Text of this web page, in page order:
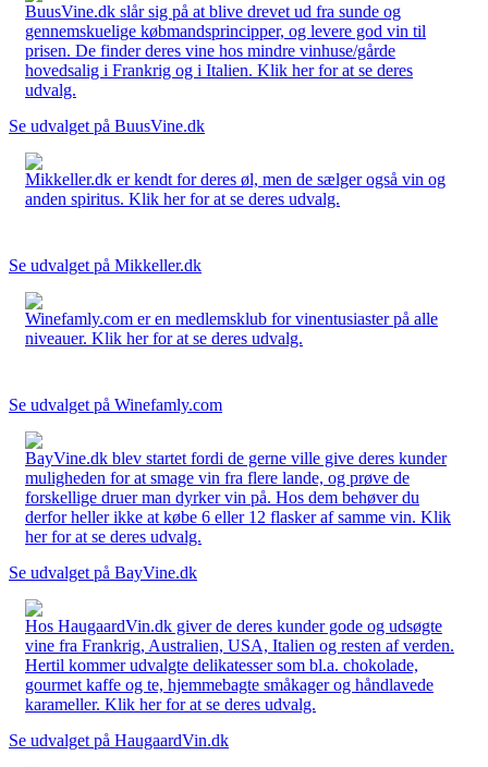
BuusVine.dk slår sig på at blive drevet ud fra sunde og
gennemskuelige købmandsprincipper, og levere god vin til
prisen. De finder deres vine hos mindre vinhuse/gårde
hovedsalig i Frankrig og i Italien. Klik her for at se deres
udvalg.
Se udvalget på BuusVine.dk
Mikkeller.dk er kendt for deres øl, men de sælger også vin og
anden spiritus. Klik her for at se deres udvalg.
Se udvalget på Mikkeller.dk
Winefamly.com er en medlemsklub for vinentusiaster på alle
niveauer. Klik her for at se deres udvalg.
Se udvalget på Winefamly.com
BayVine.dk blev startet fordi de gerne ville give deres kunder
muligheden for at smage vin fra flere lande, og prøve de
forskellige druer man dyrker vin på. Hos dem behøver du
derfor heller ikke at købe 6 eller 12 flasker af samme vin. Klik
her for at se deres udvalg.
Se udvalget på BayVine.dk
Hos HaugaardVin.dk giver de deres kunder gode og udsøgte
vine fra Frankrig, Australien, USA, Italien og resten af verden.
Hertil kommer udvalgte delikatesser som bl.a. chokolade,
gourmet kaffe og te, hjemmebagte småkager og håndlavede
karameller. Klik her for at se deres udvalg.
Se udvalget på HaugaardVin.dk